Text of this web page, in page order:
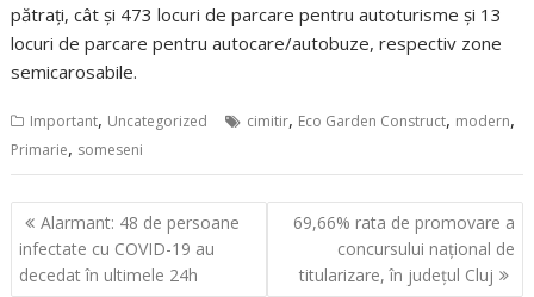
pătrați, cât și 473 locuri de parcare pentru autoturisme și 13
locuri de parcare pentru autocare/autobuze, respectiv zone
semicarosabile.
Important, Uncategorized cimitir, Eco Garden Construct, modern,
Primarie, someseni
Navigare
în
articole
Alarmant: 48 de persoane
infectate cu COVID-19 au
decedat în ultimele 24h
69,66% rata de promovare a
concursului național de
titularizare, în județul Cluj